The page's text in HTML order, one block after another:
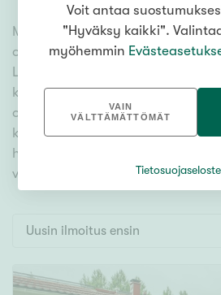
Asuntotyyppi
Kerros-/luhtitalo
Rivitalo/paritalo
Omakoti-/erillistalo
Maa- tai metsätila
Vapaa-ajan asunto
Autotalli
Meiltä löydät myytävät rivitalot ja
olitpa etsimässä suurempaa tai
Lukuisat asuntovaihtoehdot ja
kiinteistönvälittäjien verkosto
on hyvä paikallinen osaaminen ja
kaikki myytävät rivitalot ja
hyödynnä kätevää
varmasti unelmiesi kodin.
Uusin ilmoitus ensin
Voit antaa
"Hyväksy kaikki".
myöhemmin
VAIN
VÄLTTÄMÄTTÖMÄT
Tietosuojaseloste